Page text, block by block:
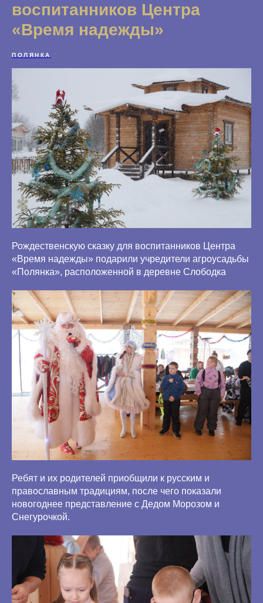
воспитанников Центра
«Время надежды»
ПОЛЯНКА
Рождественскую сказку для воспитанников Центра
«Время надежды» подарили учредители агроусадьбы
«Полянка», расположенной в деревне Слободка
Ребят и их родителей приобщили к русским и
православным традициям, после чего показали
новогоднее представление с Дедом Морозом и
Снегурочкой.